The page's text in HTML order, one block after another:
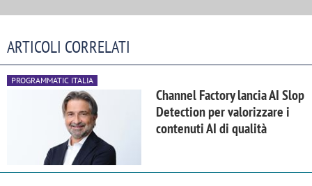
ARTICOLI CORRELATI
PROGRAMMATIC ITALIA
Channel Factory lancia AI Slop
Detection per valorizzare i
contenuti AI di qualità